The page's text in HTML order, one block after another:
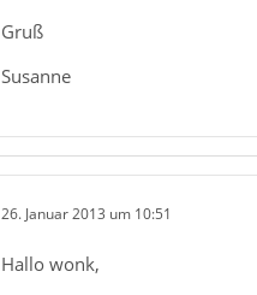
Gruß
Susanne
26. Januar 2013 um 10:51
Hallo wonk,